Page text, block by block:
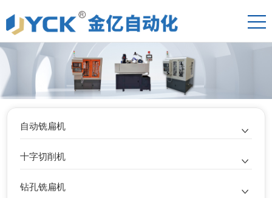
自动铣扁机
十字切削机
钻孔铣扁机